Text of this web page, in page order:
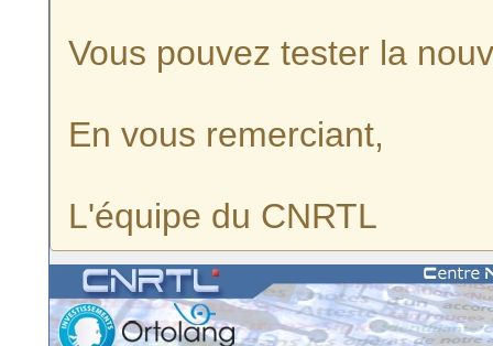
Vous pouvez tester la
En vous remerciant,
L'équipe du CNRTL